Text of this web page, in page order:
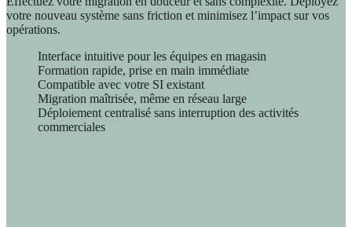
votre nouveau système sans friction et minimisez l’impact sur vos
opérations.
Interface intuitive pour les équipes en magasin
Formation rapide, prise en main immédiate
Compatible avec votre SI existant
Migration maîtrisée, même en réseau large
Déploiement centralisé sans interruption des activités
commerciales